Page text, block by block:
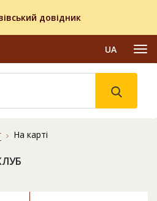
довідник
UA
На карті